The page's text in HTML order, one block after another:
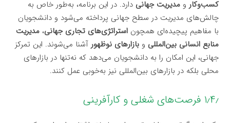
کسب‌وکار ومدیریت جهانی دارد. در این برنامه، به‌طور خاص به
چالش‌های مدیریت در سطح جهانی پرداخته می‌شود و دانشجویان
با مفاهیم پیچیده‌ای همچوناستراتژی‌های تجاری جهانی،مدیریت
منابع انسانی بین‌المللی وبازارهای نوظهور آشنا می‌شوند. این تمرکز
جهانی، این امکان را به دانشجویان می‌دهد که نه‌تنها در بازارهای
محلی بلکه در بازارهای بین‌المللی نیز به‌خوبی عمل کنند.
۱٫۴٫ فرصت‌های شغلی و کارآفرینی